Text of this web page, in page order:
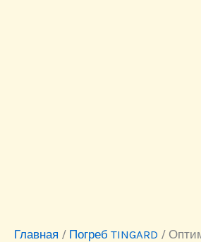
Главная / Погреб TINGARD /